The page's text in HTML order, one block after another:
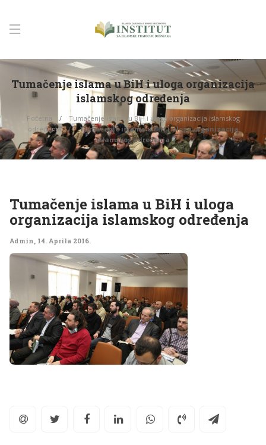
Tumačenje islama u BiH i uloga organizacija
islamskog određenja
Početna
Tumačenje islama u BiH i uloga organizacija islamskog
određenja
Tumačenje islama u BiH i uloga organizacija
islamskog određenja
Tumačenje islama u BiH i uloga
organizacija islamskog određenja
Admin, 14. Aprila 2016.